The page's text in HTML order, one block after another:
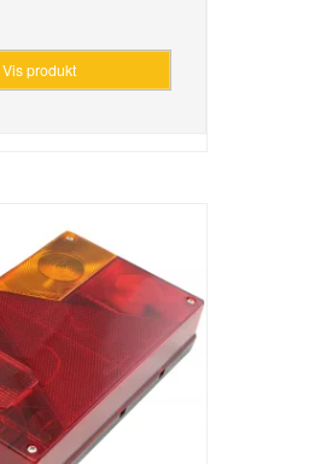
Vis produkt